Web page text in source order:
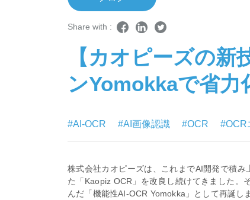
Share with :
【カオピーズの
ンYomokkaで省力
#AI-OCR #AI画像認識 #OCR #OCR
株式会社カオピーズは、これまでAI開発で積
た「Kaopiz OCR」を改良し続けてきました。
んだ「機能性AI-OCR Yomokka」として再誕し